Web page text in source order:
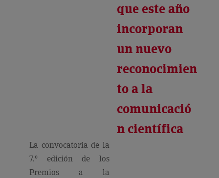
que este año
incorporan
un nuevo
reconocimien
to a la
comunicació
n científica
La convocatoria de la
7.º edición de los
Premios a la